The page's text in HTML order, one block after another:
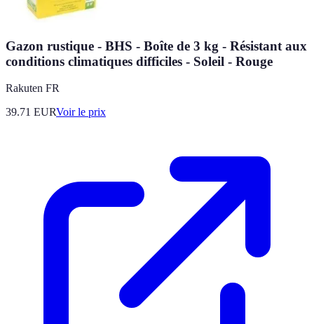
Gazon rustique - BHS - Boîte de 3 kg - Résistant aux
conditions climatiques difficiles - Soleil - Rouge
Rakuten FR
39.71 EURVoir le prix